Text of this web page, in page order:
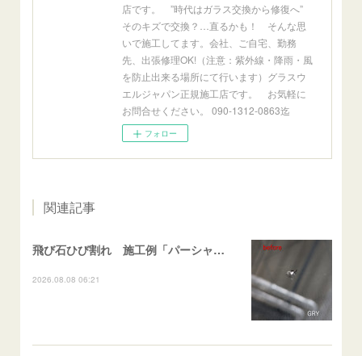
店です。 ”時代はガラス交換から修復へ”
そのキズで交換？…直るかも！ そんな思
いで施工してます。会社、ご自宅、勤務
先、出張修理OK!（注意：紫外線・降雨・風
を防止出来る場所にて行います）グラスウ
エルジャパン正規施工店です。 お気軽に
お問合せください。 090-1312-0863迄
フォロー
関連記事
飛び石ひび割れ 施工例「パーシャル系・衝撃点範囲ハマカケ」エスティマ
2026.08.08 06:21